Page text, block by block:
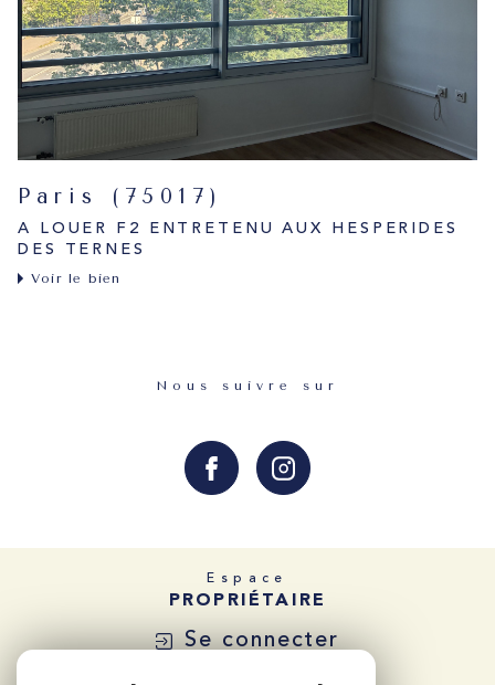
Paris (75017)
A LOUER F2 ENTRETENU AUX HESPERIDES
DES TERNES
Voir le bien
Nous suivre sur
Espace
PROPRIÉTAIRE
Se connecter